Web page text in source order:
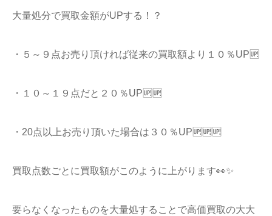
大量処分で買取金額がUPする！？
・５～９点お売り頂ければ従来の買取額より１０％UP🆙
・１０～１９点だと２０％UP🆙🆙
・20点以上お売り頂いた場合は３０％UP🆙🆙🆙
買取点数ごとに買取額がこのように上がります👀✨
要らなくなったものを大量処することで高価買取の大大